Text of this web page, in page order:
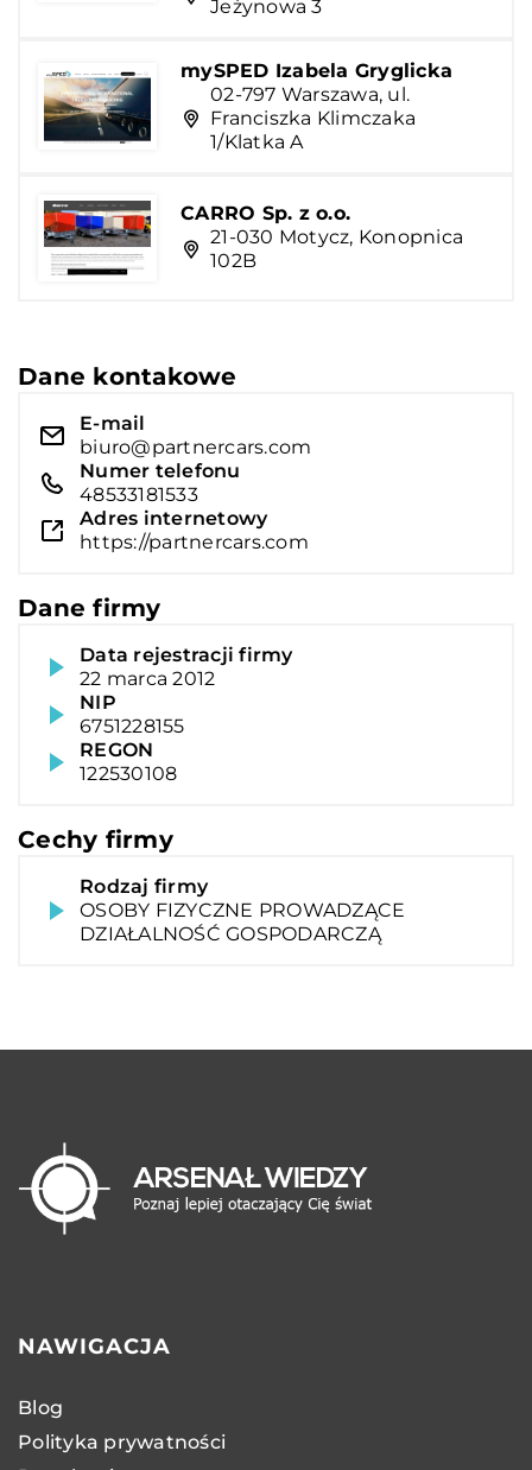
Jeżynowa 3
mySPED Izabela Gryglicka
02-797 Warszawa, ul.
Franciszka Klimczaka
1/Klatka A
CARRO Sp. z o.o.
21-030 Motycz, Konopnica
102B
Dane kontakowe
E-mail
biuro@partnercars.com
Numer telefonu
48533181533
Adres internetowy
https://partnercars.com
Dane firmy
Data rejestracji firmy
22 marca 2012
NIP
6751228155
REGON
122530108
Cechy firmy
Rodzaj firmy
OSOBY FIZYCZNE PROWADZĄCE
DZIAŁALNOŚĆ GOSPODARCZĄ
NAWIGACJA
Blog
Polityka prywatności